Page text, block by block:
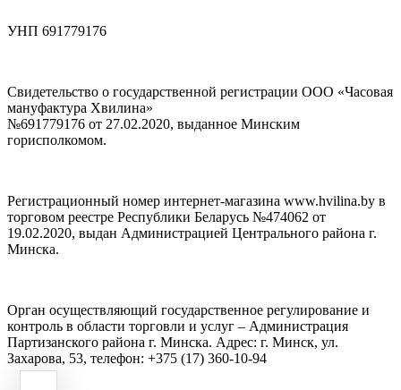
УНП 691779176
Свидетельство о государственной регистрации ООО «Часовая
мануфактура Хвилина»
№691779176 от 27.02.2020, выданное Минским
горисполкомом.
Регистрационный номер интернет-магазина www.hvilina.by в
торговом реестре Республики Беларусь №474062 от
19.02.2020, выдан Администрацией Центрального района г.
Минска.
Орган осуществляющий государственное регулирование и
контроль в области торговли и услуг – Администрация
Партизанского района г. Минска. Адрес: г. Минск, ул.
Захарова, 53, телефон: +375 (17) 360-10-94